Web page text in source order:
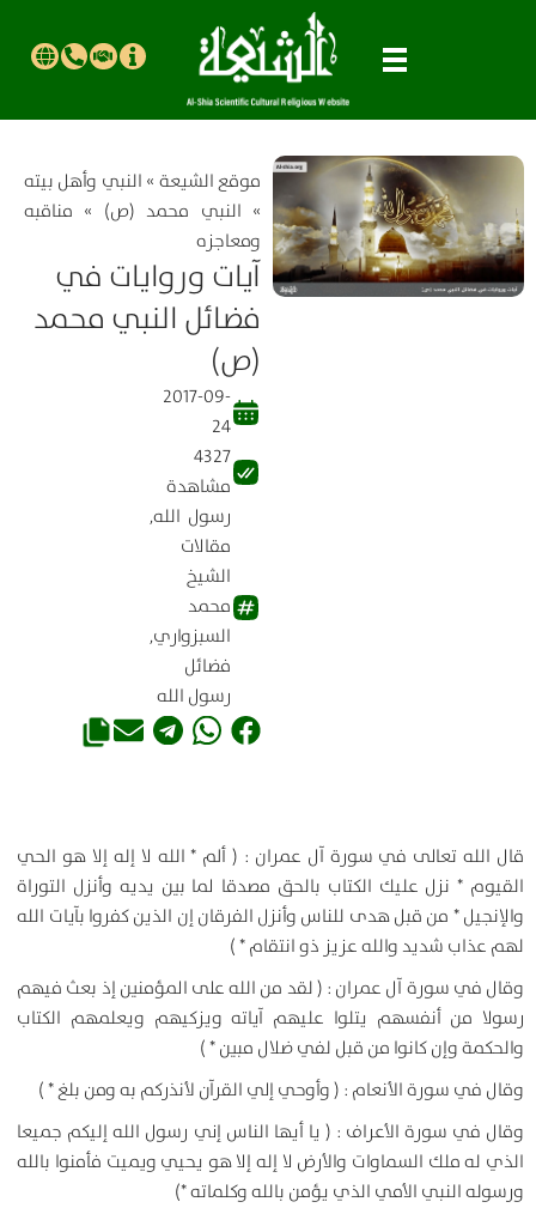
موقع الشیعة » النبي وأهل بيته
» النبي محمد (ص) » مناقبه
ومعاجزه
آيات وروايات في
فضائل النبي محمد
(ص)
2017-09-
24
4327
مشاهدة
رسول الله,
مقالات
الشيخ
محمد
السبزواري,
فضائل
رسول الله
قال الله تعالى في سورة آل عمران : ( ألم * الله لا إله إلا هو الحي
القيوم * نزل عليك الكتاب بالحق مصدقا لما بين يديه وأنزل التوراة
والإنجيل * من قبل هدى للناس وأنزل الفرقان إن الذين كفروا بآيات الله
لهم عذاب شديد والله عزيز ذو انتقام * )
وقال في سورة آل عمران : ( لقد من الله على المؤمنين إذ بعث فيهم
رسولا من أنفسهم يتلوا عليهم آياته ويزكيهم ويعلمهم الكتاب
والحكمة وإن كانوا من قبل لفي ضلال مبين * )
وقال في سورة الأنعام : ( وأوحي إلي القرآن لأنذركم به ومن بلغ * )
وقال في سورة الأعراف : ( يا أيها الناس إني رسول الله إليكم جميعا
الذي له ملك السماوات والأرض لا إله إلا هو يحيي ويميت فأمنوا بالله
ورسوله النبي الأمي الذي يؤمن بالله وكلماته *)